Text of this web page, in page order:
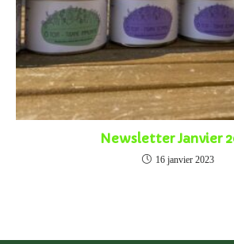
Newsletter Janvier
16 janvier 2023